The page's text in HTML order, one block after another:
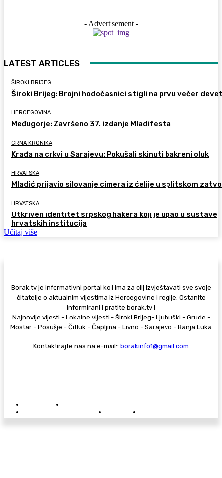
- Advertisement -
LATEST ARTICLES
ŠIROKI BRIJEG
Široki Brijeg: Brojni hodočasnici stigli na prvu večer
HERCEGOVINA
Međugorje: Završeno 37. izdanje Mladifesta
CRNA KRONIKA
Krađa na crkvi u Sarajevu: Pokušali skinuti bakreni oluk
HRVATSKA
Mladić prijavio silovanje cimera iz ćelije u splitskom
HRVATSKA
Otkriven identitet srpskog hakera koji je upao u sustave
hrvatskih institucija
Učitaj više
Borak.tv je informativni portal koji ima za cilj izvještavati sve svoje
čitatelje o aktualnim vijestima iz Hercegovine i regije. Ostanite
informirani i pratite borak.tv !
Najnovije vijesti - Lokalne vijesti - Široki Brijeg- Ljubuški - Grude -
Mostar - Posušje - Čitluk - Čapljina - Livno - Sarajevo - Banja Luka
Kontaktirajte nas na e-mail:: borakinfo1@gmail.com